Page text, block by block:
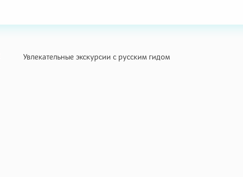
Увлекательные экскурсии с русским гидом